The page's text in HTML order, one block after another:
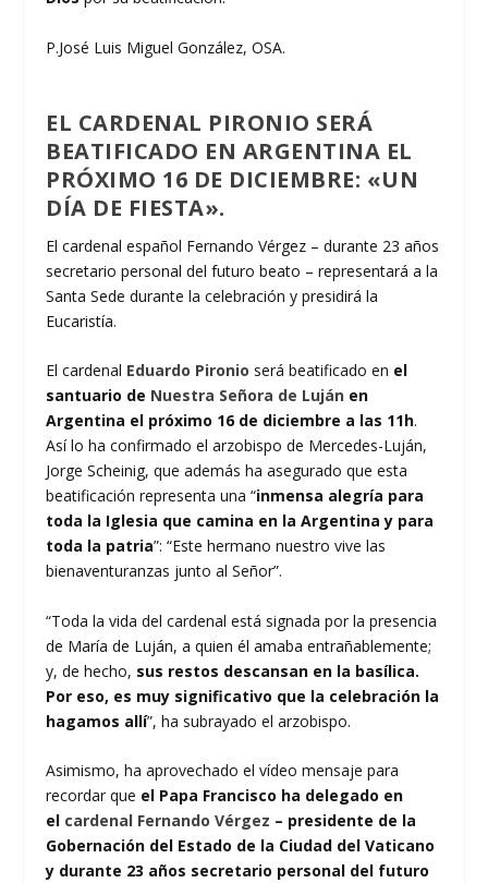
P.José Luis Miguel González, OSA.
EL CARDENAL PIRONIO SERÁ
BEATIFICADO EN ARGENTINA EL
PRÓXIMO 16 DE DICIEMBRE: «UN
DÍA DE FIESTA».
El cardenal español Fernando Vérgez – durante 23 años
secretario personal del futuro beato – representará a la
Santa Sede durante la celebración y presidirá la
Eucaristía.
El cardenal Eduardo Pironio será beatificado en el
santuario de Nuestra Señora de Luján en
Argentina el próximo 16 de diciembre a las 11h.
Así lo ha confirmado el arzobispo de Mercedes-Luján,
Jorge Scheinig, que además ha asegurado que esta
beatificación representa una “inmensa alegría para
toda la Iglesia que camina en la Argentina y para
toda la patria”: “Este hermano nuestro vive las
bienaventuranzas junto al Señor”.
“Toda la vida del cardenal está signada por la presencia
de María de Luján, a quien él amaba entrañablemente;
y, de hecho, sus restos descansan en la basílica.
Por eso, es muy significativo que la celebración la
hagamos allí”, ha subrayado el arzobispo.
Asimismo, ha aprovechado el vídeo mensaje para
recordar que el Papa Francisco ha delegado en
el cardenal Fernando Vérgez – presidente de la
Gobernación del Estado de la Ciudad del Vaticano
y durante 23 años secretario personal del futuro